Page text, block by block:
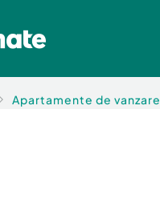
Apartamente de vanzare